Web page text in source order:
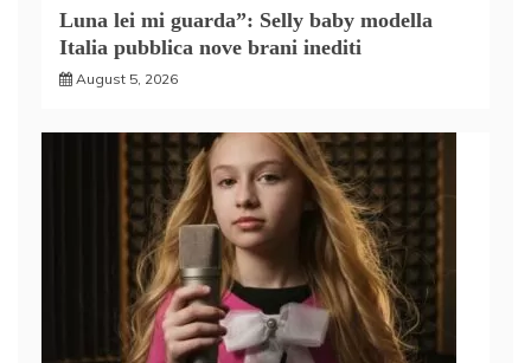
Luna lei mi guarda”: Selly baby modella
Italia pubblica nove brani inediti
August 5, 2026